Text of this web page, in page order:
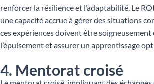
renforcer la résilience et l’adaptabilité. Le
une capacité accrue à gérer des situations
ces expériences doivent être
l’épuisement et assurer un apprentissage
4. Mentorat croisé